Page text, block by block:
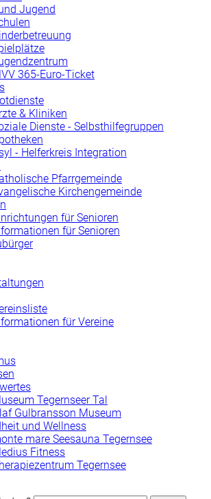
Jugend
365-Euro-Ticket
& Kliniken
Dienste - Selbsthilfegruppen
- Helferkreis Integration
Pfarrgemeinde
Kirchengemeinde
für Senioren
für Senioren
für Vereine
Tegernseer Tal
Gulbransson Museum
und Wellness
mare Seesauna Tegernsee
Fitness
Tegernsee